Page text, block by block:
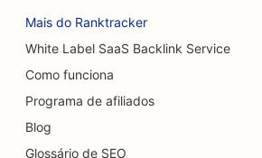
SEO para lojas de carpetes e pisos
SEO para restaurantes casuais
SEO para serviços de peeling
Mais do Ranktracker
White Label SaaS Backlink Service
Como funciona
Programa de afiliados
Blog
Glossário de SEO